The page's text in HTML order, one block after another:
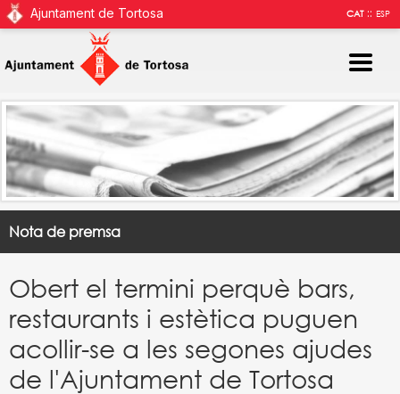
Ajuntament de Tortosa CAT::ESP
Nota de premsa
Obert el termini perquè bars,
restaurants i estètica puguen
acollir-se a les segones ajudes
de l'Ajuntament de Tortosa